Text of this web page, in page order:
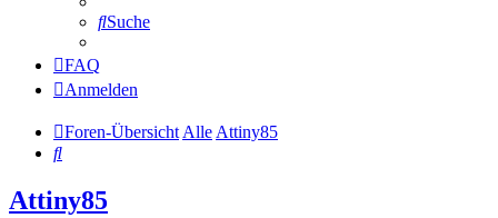
Suche
FAQ
Anmelden
Foren-ÜbersichtAlleAttiny85
Suche
Attiny85